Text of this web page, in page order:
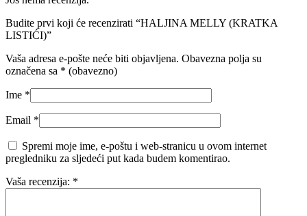
Budite prvi koji će recenzirati “HALJINA MELLY (KRATKA
LISTIĆI)”
Vaša adresa e-pošte neće biti objavljena. Obavezna polja su
označena sa * (obavezno)
Ime *
Email *
Spremi moje ime, e-poštu i web-stranicu u ovom internet
pregledniku za sljedeći put kada budem komentirao.
Vaša recenzija: *